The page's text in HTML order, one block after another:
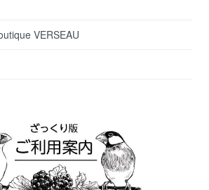
VERSEAU